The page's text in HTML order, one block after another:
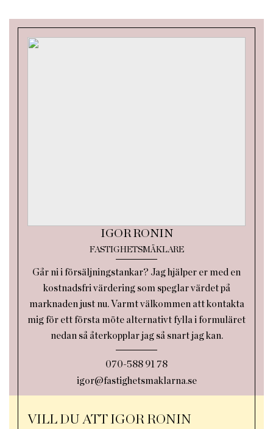
IGOR RONIN
FASTIGHETSMÄKLARE
Går ni i försäljningstankar? Jag hjälper er med en
kostnadsfri värdering som speglar värdet på
marknaden just nu. Varmt välkommen att kontakta
mig för ett första möte alternativt fylla i formuläret
nedan så återkopplar jag så snart jag kan.
070-588 91 78
igor@fastighetsmaklarna.se
VILL DU ATT IGOR RONIN